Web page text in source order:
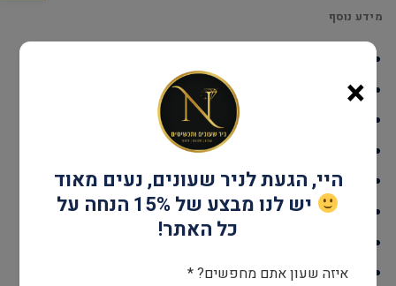
מידע נוסף
עמידות במים: עד 30 מטר
אחריות: שנתיים יבואן רשמי
קוטר: 34 מ"מ
מנגנון: SWISS RONDA 763
זכוכית: ציפוי ספיר קריסטל
צבע: כסף
×
היי, הגעת לניר שעונים, נעים מאוד
יש לנו מבצע של 15% הנחה על
כל האתר!
איזה שעון אתם מחפשים? *